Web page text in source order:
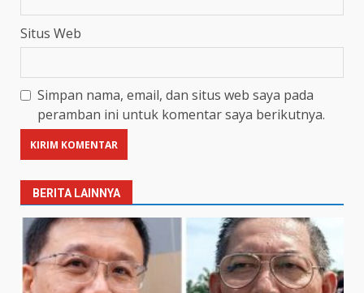
Situs Web
Simpan nama, email, dan situs web saya pada
peramban ini untuk komentar saya berikutnya.
BERITA LAINNYA